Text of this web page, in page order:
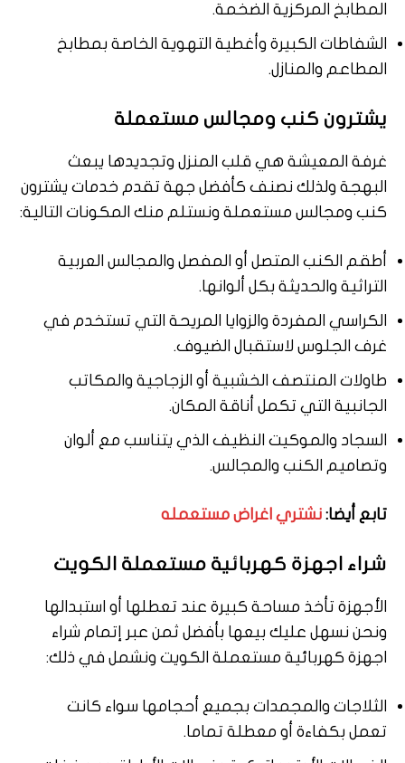
المطابخ المركزية الضخمة.
الشفاطات الكبيرة وأغطية التهوية الخاصة بمطابخ
المطاعم والمنازل.
يشترون كنب ومجالس مستعملة
غرفة المعيشة هي قلب المنزل وتجديدها يبعث
البهجة ولذلك نصنف كأفضل جهة تقدم خدمات يشترون
كنب ومجالس مستعملة ونستلم منك المكونات التالية:
أطقم الكنب المتصل أو المفصل والمجالس العربية
التراثية والحديثة بكل ألوانها.
الكراسي المفردة والزوايا المريحة التي تستخدم في
غرف الجلوس لاستقبال الضيوف.
طاولات المنتصف الخشبية أو الزجاجية والمكاتب
الجانبية التي تكمل أناقة المكان.
السجاد والموكيت النظيف الذي يتناسب مع ألوان
وتصاميم الكنب والمجالس.
تابع أيضا: نشتري اغراض مستعمله
شراء اجهزة كهربائية مستعملة الكويت
الأجهزة تأخذ مساحة كبيرة عند تعطلها أو استبدالها
ونحن نسهل عليك بيعها بأفضل ثمن عبر إتمام شراء
اجهزة كهربائية مستعملة الكويت ونشمل في ذلك:
الثلاجات والمجمدات بجميع أحجامها سواء كانت
تعمل بكفاءة أو معطلة تماما.